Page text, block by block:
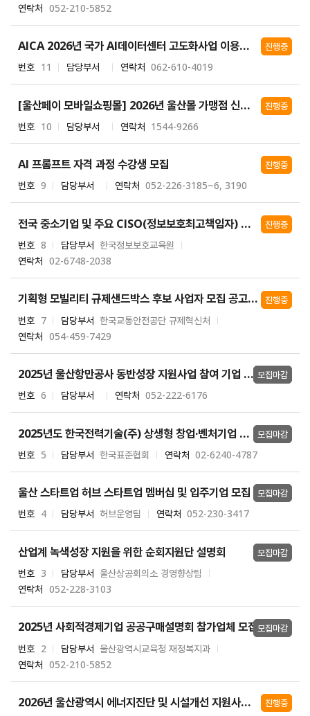
연락처 052-210-5852
AICA 2026년 국가 AI데이터센터 고도화사업 이용자 정기모집 공고
번호 11 담당부서 연락처 062-610-4019
진행중
[울산페이 모바일쇼핑몰] 2026년 울산몰 가맹점 신청 안내
번호 10 담당부서 연락처 1544-9266
진행중
AI 프롬프트 자격 과정 수강생 모집
번호 9 담당부서 연락처 052-226-3185~6, 3190
진행중
전국 중소기업 및 주요 CISO(정보보호최고책임자) 대상 순회 사이버보안 교육, 침해사고 무료점검 설명회
번호 8 담당부서 한국정보보호교육원
연락처 02-6748-2038
진행중
기획형 모빌리티 규제샌드박스 후보 사업자 모집 공고(한국교통안전공단)
번호 7 담당부서 한국교통안전공단 규제혁신처
연락처 054-459-7429
진행중
2025년 울산항만공사 동반성장 지원사업 참여 기업 모집
번호 6 담당부서 연락처 052-222-6176
모집마감
2025년도 한국전력기술(주) 상생형 창업·벤처기업 지원사업
번호 5 담당부서 한국표준협회 연락처 02-6240-4787
모집마감
울산 스타트업 허브 스타트업 멤버십 및 입주기업 모집
번호 4 담당부서 허브운영팀 연락처 052-230-3417
모집마감
산업계 녹색성장 지원을 위한 순회지원단 설명회
번호 3 담당부서 울산상공회의소 경영향상팀
연락처 052-228-3103
모집마감
2025년 사회적경제기업 공공구매설명회 참가업체 모집
번호 2 담당부서 울산광역시교육청 재정복지과
연락처 052-210-5852
모집마감
2026년 울산광역시 에너지진단 및 시설개선 지원사업(2차) 참여기업 모집 진행중